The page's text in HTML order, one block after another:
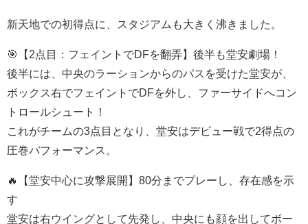
新天地での初得点に、スタジアムも大きく沸きました。
🎯【2点目：フェイントでDFを翻弄】後半も堂安劇場！
後半には、中央のラーションからのパスを受けた堂安が、
ボックス右でフェイントでDFを外し、ファーサイドへコン
トロールシュート！
これがチームの3点目となり、堂安はデビュー戦で2得点の
圧巻パフォーマンス。
🔥【堂安中心に攻撃展開】80分までプレーし、存在感を示
す
堂安は右ウイングとして先発し、中央にも顔を出してボー